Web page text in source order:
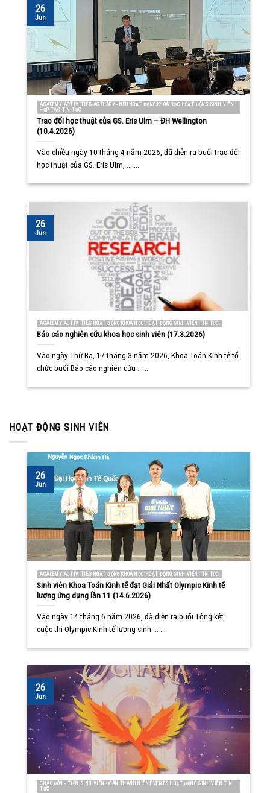
ACADEMY ACTIVITIES ACTUARY - NEU HOẠT ĐỘNG KHOA HỌC HOẠT ĐỘNG SINH VIÊN
HỢP TÁC TIN TỨC
Trao đổi học thuật của GS. Eris Ulm – ĐH Wellington
(10.4.2026)
Vào chiều ngày 10 tháng 4 năm 2026, đã diễn ra buổi trao đổi
học thuật của GS. Eris Ulm, ... ...
26
Jun
ACADEMY ACTIVITIES HOẠT ĐỘNG KHOA HỌC HOẠT ĐỘNG SINH VIÊN TIN TỨC
Báo cáo nghiên cứu khoa học sinh viên (17.3.2026)
Vào ngày Thứ Ba, 17 tháng 3 năm 2026, Khoa Toán Kinh tế tổ
chức buổi Báo cáo nghiên cứu ... ...
26
Jun
HOẠT ĐỘNG SINH VIÊN
ACADEMY ACTIVITIES HOẠT ĐỘNG KHOA HỌC HOẠT ĐỘNG SINH VIÊN TIN TỨC
Sinh viên Khoa Toán Kinh tế đạt Giải Nhất Olympic Kinh tế
lượng ứng dụng lần 11 (14.6.2026)
Vào ngày 14 tháng 6 năm 2026, đã diễn ra buổi Tổng kết
cuộc thi Olympic Kinh tế lượng sinh ... ...
26
Jun
CHÀO ĐÓN - TIỄN SINH VIÊN ĐOÀN THANH NIÊN EVENTS HOẠT ĐỘNG SINH VIÊN TIN
TỨC
26
Jun